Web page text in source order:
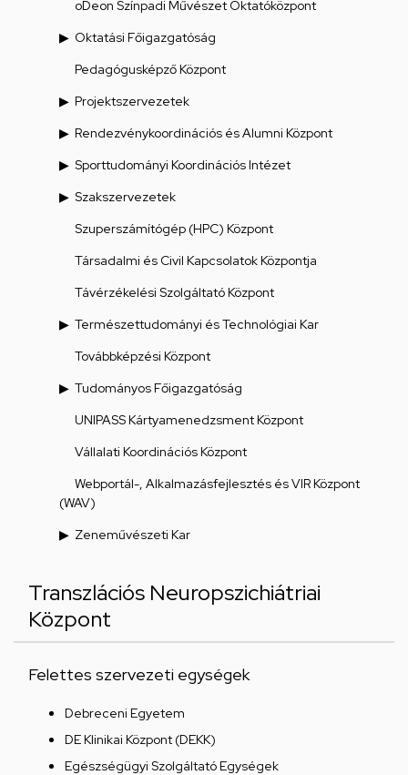
oDeon Színpadi Művészet Oktatóközpont
Oktatási Főigazgatóság
Pedagógusképző Központ
Projektszervezetek
Rendezvénykoordinációs és Alumni Központ
Sporttudományi Koordinációs Intézet
Szakszervezetek
Szuperszámítógép (HPC) Központ
Társadalmi és Civil Kapcsolatok Központja
Távérzékelési Szolgáltató Központ
Természettudományi és Technológiai Kar
Továbbképzési Központ
Tudományos Főigazgatóság
UNIPASS Kártyamenedzsment Központ
Vállalati Koordinációs Központ
Webportál-, Alkalmazásfejlesztés és VIR Központ
(WAV)
Zeneművészeti Kar
Transzlációs Neuropszichiátriai
Központ
Felettes szervezeti egységek
Debreceni Egyetem
DE Klinikai Központ (DEKK)
Egészségügyi Szolgáltató Egységek